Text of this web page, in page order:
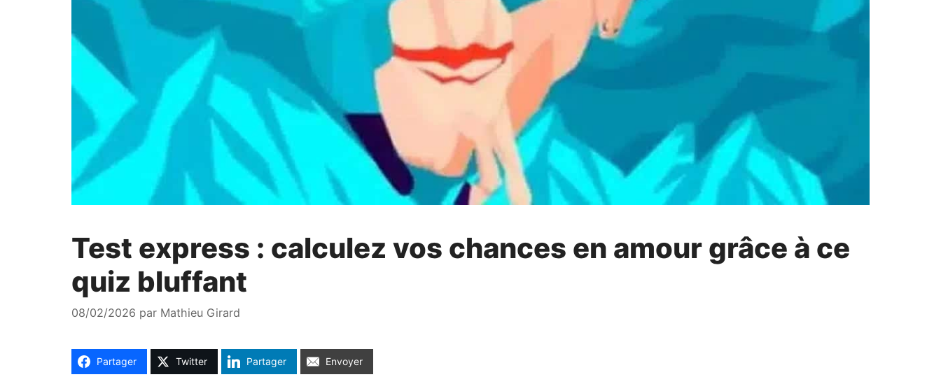
Test express : calculez vos chances en amour grâce à ce
quiz bluffant
08/02/2026 par Mathieu Girard
Partager Twitter Partager Envoyer